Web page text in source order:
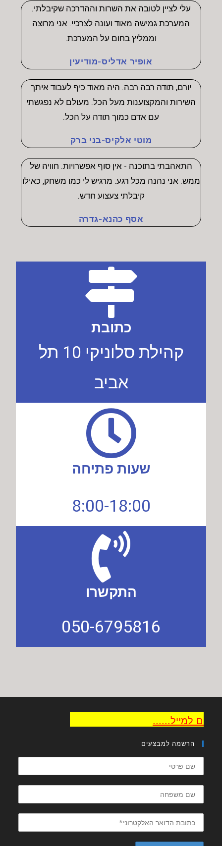
עלי לציין לטובה את השרות וההדרכה שקיבלתי.
המערכת גמישה מאוד ועונה לצרכיי. אני מרוצה
וממליץ בחום על המערכת.
אופיר אדליס-מודיעין
יורם, תודה רבה רבה. היה מאוד כיף לעבוד איתך
השירות והמקצוענות מעל הכל. מעולם לא נפגשתי
עם אדם כמוך תודה על הכל.
מוטי אלקיס-בני ברק
התאהבתי בתוכנה - אין סוף אפשרויות. חוויה של
ממש. אני נהנה מכל רגע. מרגיש לי כמו משחק, כאילו
קיבלתי צעצוע חדש.
אסף כהנא-גדרה
כתובת
קהילת סלוניקי 10 תל
אביב
שעות פתיחה
8:00-18:00
התקשרו
050-6795816
הרשמה למבצעים